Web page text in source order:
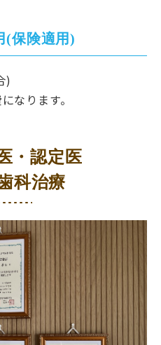
(保険適用)
)
なります。
・認定医
科治療